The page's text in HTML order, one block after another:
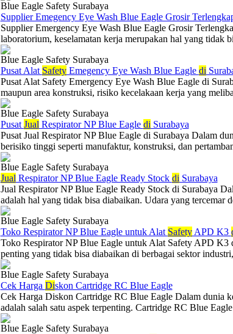
Blue Eagle Safety Surabaya
Supplier Emegency Eye Wash Blue Eagle Grosir
Supplier Emergency Eye Wash Blue Eagle Grosir
laboratorium, keselamatan kerja merupakan hal yang tidak
Blue Eagle Safety Surabaya
Pusat Alat SafetyEmegency Eye Wash Blue Eagle di
Pusat Alat Safety Emergency Eye Wash Blue Eagle di
maupun area konstruksi, risiko kecelakaan kerja yang
Blue Eagle Safety Surabaya
Pusat Jual Respirator NP Blue Eagle di Surabaya
Pusat Jual Respirator NP Blue Eagle di Surabaya Dalam
berisiko tinggi seperti manufaktur, konstruksi, dan
Blue Eagle Safety Surabaya
Jual Respirator NP Blue Eagle Ready Stock di Surabaya
Jual Respirator NP Blue Eagle Ready Stock di Surabaya
adalah hal yang tidak bisa diabaikan. Udara yang tercemar
Blue Eagle Safety Surabaya
Toko Respirator NP Blue Eagle untuk Alat SafetyAPD K3
Toko Respirator NP Blue Eagle untuk Alat Safety APD K3
penting yang tidak bisa diabaikan di berbagai sektor
Blue Eagle Safety Surabaya
Cek Harga Diskon Cartridge RC Blue Eagle
Cek Harga Diskon Cartridge RC Blue Eagle Dalam dunia
adalah salah satu aspek terpenting. Cartridge RC Blue
Blue Eagle Safety Surabaya